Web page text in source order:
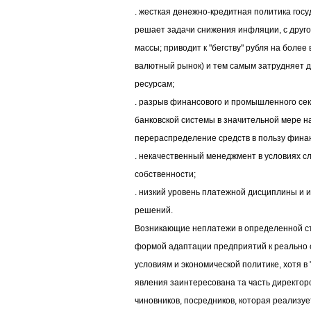
. жесткая денежно-кредитная политика
решает задачи снижения инфляции, с
массы; приводит к "бегству" рубля на
валютный рынок) и тем самым затрудняет
ресурсам;
. разрыв финансового и промышленного
банковской системы в значительной мере
перераспределение средств в пользу
. некачественный менеджмент в условиях
собственности;
. низкий уровень платежной дисциплины и
решений.
Возникающие неплатежи в определенной
формой адаптации предприятий к
условиям и экономической политике, хотя
явления заинтересована та часть
чиновников, посредников, которая